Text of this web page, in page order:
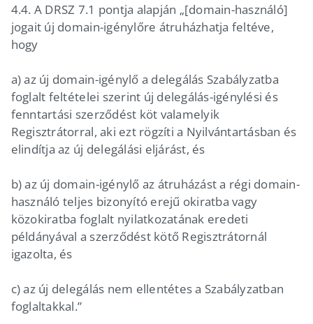
4.4. A DRSZ 7.1 pontja alapján „[domain-használó]
jogait új domain-igénylőre átruházhatja feltéve,
hogy
a) az új domain-igénylő a delegálás Szabályzatba
foglalt feltételei szerint új delegálás-igénylési és
fenntartási szerződést köt valamelyik
Regisztrátorral, aki ezt rögzíti a Nyilvántartásban és
elindítja az új delegálási eljárást, és
b) az új domain-igénylő az átruházást a régi domain-
használó teljes bizonyító erejű okiratba vagy
közokiratba foglalt nyilatkozatának eredeti
példányával a szerződést kötő Regisztrátornál
igazolta, és
c) az új delegálás nem ellentétes a Szabályzatban
foglaltakkal.”